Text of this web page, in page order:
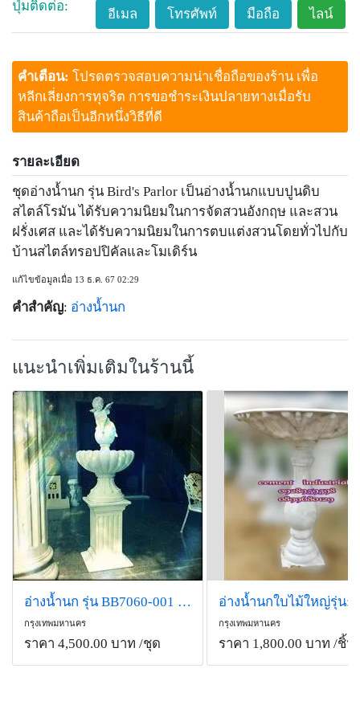
ปุ่มติดต่อ:
อีเมล โทรศัพท์ มือถือ ไลน์
คำเตือน: โปรดตรวจสอบความน่าเชื่อถือของร้าน เพื่อ
หลีกเลี่ยงการทุจริต การขอชำระเงินปลายทางเมื่อรับ
สินค้าถือเป็นอีกหนึ่งวิธีที่ดี
รายละเอียด
ชุดอ่างน้ำนก รุ่น Bird's Parlor เป็นอ่างน้ำนกแบบปูนดิบ
สไตล์โรมัน ได้รับความนิยมในการจัดสวนอังกฤษ และสวน
ฝรั่งเศส และได้รับความนิยมในการตบแต่งสวนโดยทั่วไปกับ
บ้านสไตล์ทรอปปิคัลและโมเดิร์น
แก้ไขข้อมูลเมื่อ 13 ธ.ค. 67 02:29
คำสำคัญ: อ่างน้ำนก
แนะนำเพิ่มเติมในร้านนี้
อ่างน้ำนก รุ่น BB7060-001 (The Pumkin Love)
กรุงเทพมหานคร
ราคา 4,500.00 บาท /ชุด
กรุงเทพมหานคร
ราคา 1,800.00 บาท /ชิ้น